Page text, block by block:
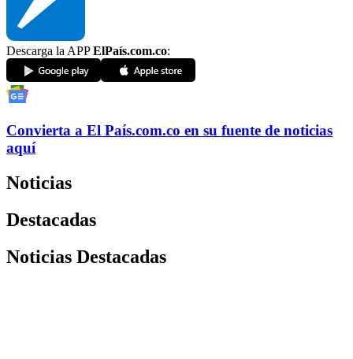
Descarga la APPElPaís.com.co:
Convierta a El País.com.co en su fuente de noticias
aquí
Noticias
Destacadas
Noticias Destacadas